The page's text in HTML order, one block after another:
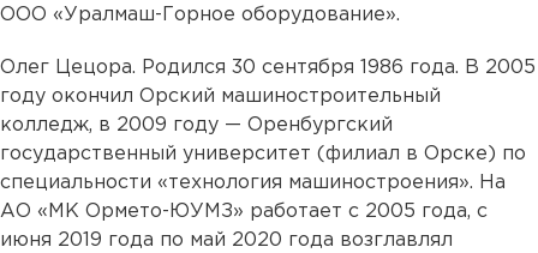
ООО «Уралмаш-Горное оборудование».
Олег Цецора. Родился 30 сентября 1986 года. В 2005
году окончил Орский машиностроительный
колледж, в 2009 году — Оренбургский
государственный университет (филиал в Орске) по
специальности «технология машиностроения». На
АО «МК Ормето-ЮУМЗ» работает с 2005 года, с
июня 2019 года по май 2020 года возглавлял